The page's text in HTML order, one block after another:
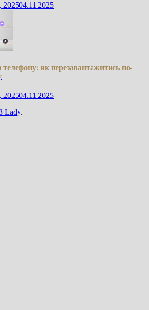
202504.11.2025
телефону: як перезавантажитись по-
202504.11.2025
Lady.